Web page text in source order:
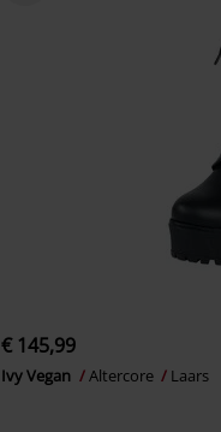
€ 145,99
Ivy Vegan Altercore Laars